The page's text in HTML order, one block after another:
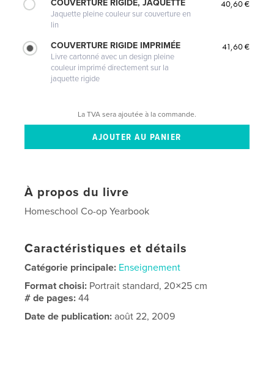
COUVERTURE RIGIDE, JAQUETTE
Jaquette pleine couleur sur couverture en
lin
40,60 €
COUVERTURE RIGIDE IMPRIMÉE
Livre cartonné avec un design pleine
couleur imprimé directement sur la
jaquette rigide
41,60 €
La TVA sera ajoutée à la commande.
À propos du livre
Homeschool Co-op Yearbook
Caractéristiques et détails
Catégorie principale: Enseignement
Format choisi: Portrait standard, 20×25 cm
# de pages:44
Date de publication: août 22, 2009